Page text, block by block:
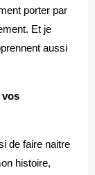
porter par
Et je
aussi
vos
de faire naitre
histoire,